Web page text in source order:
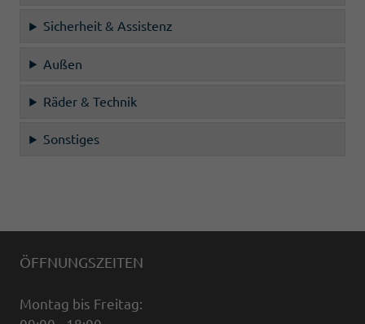
Sicherheit & Assistenz
Außen
Räder & Technik
Sonstiges
ÖFFNUNGSZEITEN
Montag bis Freitag: